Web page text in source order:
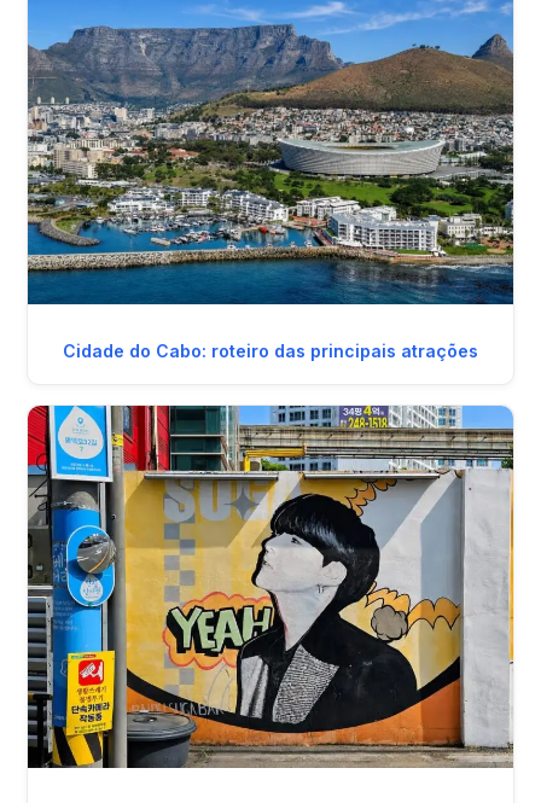
Cidade do Cabo: roteiro das principais atrações